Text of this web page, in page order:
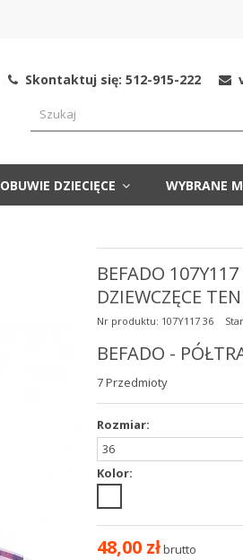
Skontaktuj się: 512-915-222
OBUWIE DZIECIĘCE WYBRANE
BEFADO
DZIEWCZĘCE
Nr produktu: 107Y117 36
BEFADO -
7Przedmioty
Rozmiar:
Kolor:
48,00 złbrutto